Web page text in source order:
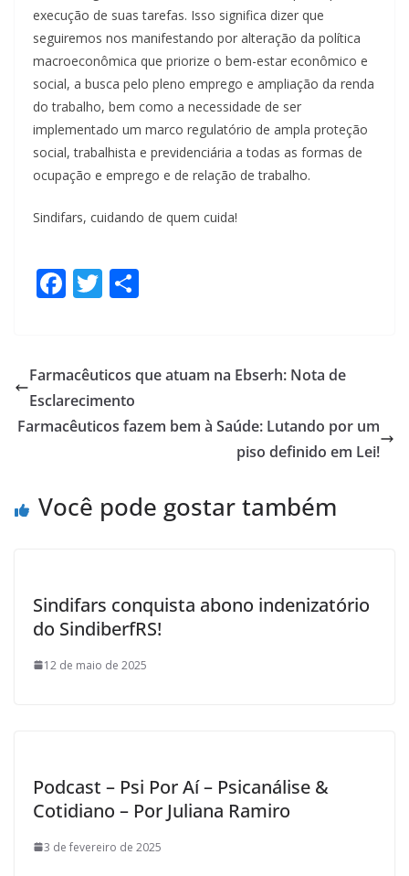
execução de suas tarefas. Isso significa dizer que
seguiremos nos manifestando por alteração da política
macroeconômica que priorize o bem-estar econômico e
social, a busca pelo pleno emprego e ampliação da renda
do trabalho, bem como a necessidade de ser
implementado um marco regulatório de ampla proteção
social, trabalhista e previdenciária a todas as formas de
ocupação e emprego e de relação de trabalho.
Sindifars, cuidando de quem cuida!
F
b
o
o
T
er e
Farmacêuticos que atuam na Ebserh: Nota de
Esclarecimento
Farmacêuticos fazem bem à Saúde: Lutando por um
piso definido em Lei!
Você pode gostar também
Sindifars conquista abono indenizatório
do SindiberfRS!
12 de maio de 2025
Podcast – Psi Por Aí – Psicanálise &
Cotidiano – Por Juliana Ramiro
3 de fevereiro de 2025